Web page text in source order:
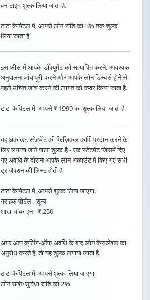
वन-टाइम शुल्क लिया जाता है.
टाटा कैपिटल में, आपसे लोन राशि का 3% तक शुल्क
लिया जाता है.
इस फीस में आपके डॉक्यूमेंट को सत्यापित करने, आवश्यक
अनुपालन जांच पूरी करने और आपके लोन डिस्बर्स होने से
पहले उचित जांच करने की लागत को कवर किया जाता है.
टाटा कैपिटल में, आपसे ₹ 1999 का शुल्क लिया जाता है.
यह अकाउंट स्टेटमेंट की फिज़िकल कॉपी प्रदान करने के
लिए लगाया जाने वाला शुल्क है - एक स्टेटमेंट जिसमें दिए
गए अवधि के दौरान आपके लोन अकाउंट में किए गए सभी
ट्रांज़ैक्शन की लिस्ट होती है.
टाटा कैपिटल में, आपसे शुल्क लिया जाएगा,
ग्राहक पोर्टल - शून्य
शाखा वॉक-इन - ₹ 250
अगर आप कूलिंग-ऑफ अवधि के बाद लोन कैंसलेशन का
अनुरोध करते हैं, तो यह शुल्क लगाया जाता है.
टाटा कैपिटल में, आपसे शुल्क लिया जाएगा,
लोन राशि/सुविधा राशि का 2%